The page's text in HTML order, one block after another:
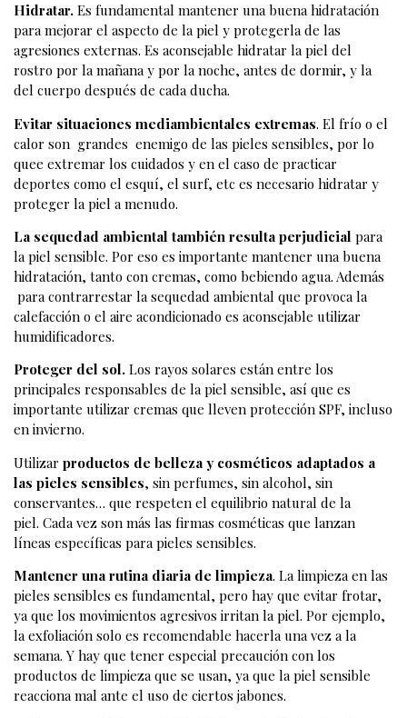
Hidratar. Es fundamental mantener una buena hidratación
para mejorar el aspecto de la piel y protegerla de las
agresiones externas. Es aconsejable hidratar la piel del
rostro por la mañana y por la noche, antes de dormir, y la
del cuerpo después de cada ducha.
Evitar situaciones mediambientales extremas. El frío o el
calor son grandes enemigo de las pieles sensibles, por lo
quee extremar los cuidados y en el caso de practicar
deportes como el esquí, el surf, etc es necesario hidratar y
proteger la piel a menudo.
La sequedad ambiental también resulta perjudicial para
la piel sensible. Por eso es importante mantener una buena
hidratación, tanto con cremas, como bebiendo agua. Además
para contrarrestar la sequedad ambiental que provoca la
calefacción o el aire acondicionado es aconsejable utilizar
humidificadores.
Proteger del sol. Los rayos solares están entre los
principales responsables de la piel sensible, así que es
importante utilizar cremas que lleven protección SPF, incluso
en invierno.
Utilizar productos de belleza y cosméticos adaptados a
las pieles sensibles, sin perfumes, sin alcohol, sin
conservantes… que respeten el equilibrio natural de la
piel. Cada vez son más las firmas cosméticas que lanzan
líneas específicas para pieles sensibles.
Mantener una rutina diaria de limpieza. La limpieza en las
pieles sensibles es fundamental, pero hay que evitar frotar,
ya que los movimientos agresivos irritan la piel. Por ejemplo,
la exfoliación solo es recomendable hacerla una vez a la
semana. Y hay que tener especial precaución con los
productos de limpieza que se usan, ya que la piel sensible
reacciona mal ante el uso de ciertos jabones.